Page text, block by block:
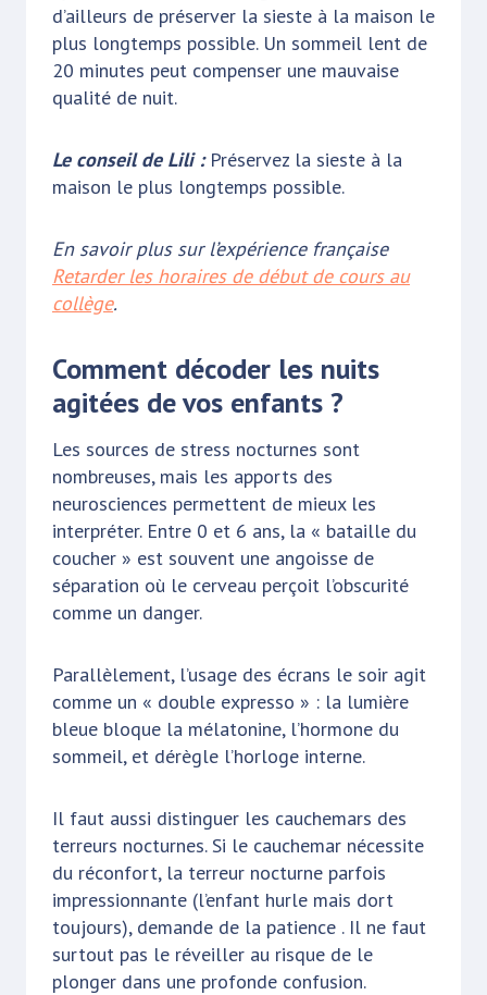
d’ailleurs de préserver la sieste à la maison le
plus longtemps possible. Un sommeil lent de
20 minutes peut compenser une mauvaise
qualité de nuit.
Le conseil de Lili : Préservez la sieste à la
maison le plus longtemps possible.
En savoir plus sur l’expérience française
Retarder les horaires de début de cours au
collège.
Comment décoder les nuits
agitées de vos enfants ?
Les sources de stress nocturnes sont
nombreuses, mais les apports des
neurosciences permettent de mieux les
interpréter. Entre 0 et 6 ans, la « bataille du
coucher » est souvent une angoisse de
séparation où le cerveau perçoit l’obscurité
comme un danger.
Parallèlement, l’usage des écrans le soir agit
comme un « double expresso » : la lumière
bleue bloque la mélatonine, l’hormone du
sommeil, et dérègle l’horloge interne.
Il faut aussi distinguer les cauchemars des
terreurs nocturnes. Si le cauchemar nécessite
du réconfort, la terreur nocturne parfois
impressionnante (l’enfant hurle mais dort
toujours), demande de la patience . Il ne faut
surtout pas le réveiller au risque de le
plonger dans une profonde confusion.